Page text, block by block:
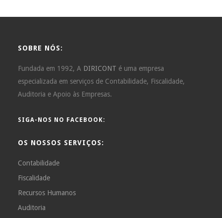
SOBRE NÓS:
Fundada em 1992, A DIRICONT é uma empresa
especializada em serviços de Contabilidade, Fiscalidade,
Auditoria e Apoio às Empresas.
SIGA-NOS NO FACEBOOK:
OS NOSSOS SERVIÇOS:
Contabilidade
Fiscalidade
Recursos Humanos
Auditoria